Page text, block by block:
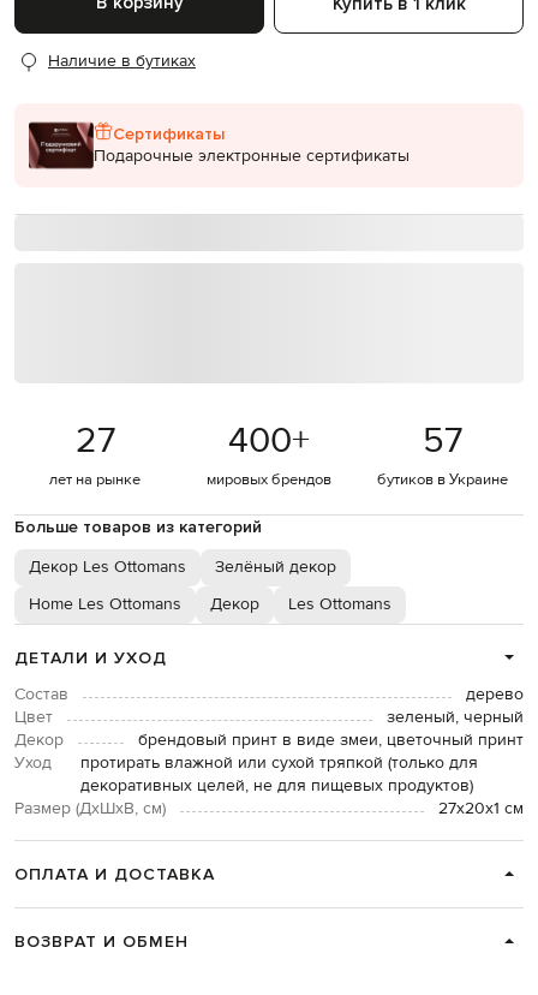
Наличие в бутиках
Сертификаты
Подарочные электронные сертификаты
27
лет на рынке
400+
мировых брендов
57
бутиков в Украине
Больше товаров из категорий
Декор Les Ottomans
Зелёный декор
Home Les Ottomans
Декор Les Ottomans
ДЕТАЛИ И УХОД
Состав
дерево
Цвет
зеленый, черный
Декор
брендовый принт в виде змеи, цветочный принт
Уход
протирать влажной или сухой тряпкой (только для
декоративных целей, не для пищевых продуктов)
Размер (ДхШхВ, см)
27х20х1 см
ОПЛАТА И ДОСТАВКА
ВОЗВРАТ И ОБМЕН